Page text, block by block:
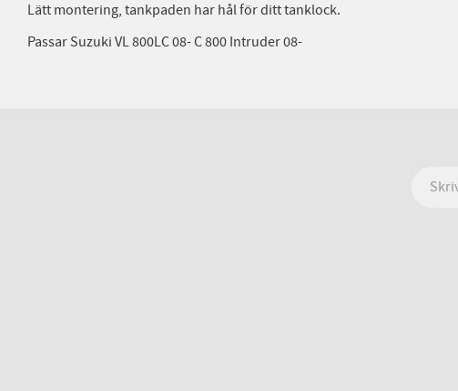
Lätt montering, tankpaden har hål för ditt tanklock.
Passar Suzuki VL 800LC 08- C 800 Intruder 08-